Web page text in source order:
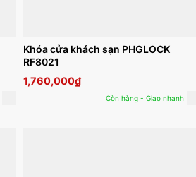
Khóa cửa khách sạn PHGLOCK
RF8021
1,760,000₫
Còn hàng - Giao nhanh